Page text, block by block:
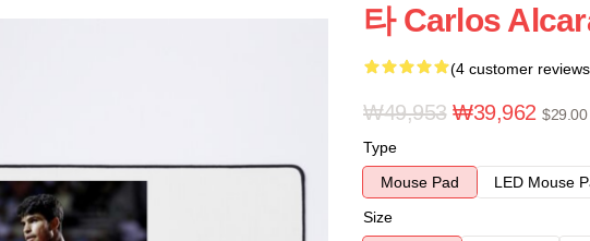
타 Carlos
(4 customer
₩49,953 ₩39,962 $29.00
Type
Mouse Pad
LED Mouse
Size